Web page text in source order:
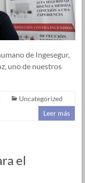
de Ingesegur,
uno de nuestros
Uncategorized
Leer más
el